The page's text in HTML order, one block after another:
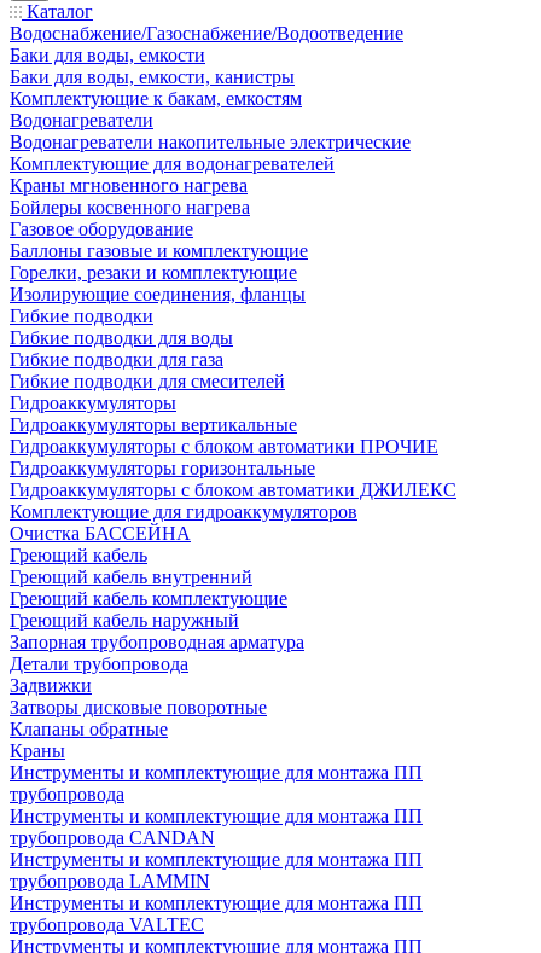
Каталог
Водоснабжение/Газоснабжение/Водоотведение
Баки для воды, емкости
Баки для воды, емкости, канистры
Комплектующие к бакам, емкостям
Водонагреватели
Водонагреватели накопительные электрические
Комплектующие для водонагревателей
Краны мгновенного нагрева
Бойлеры косвенного нагрева
Газовое оборудование
Баллоны газовые и комплектующие
Горелки, резаки и комплектующие
Изолирующие соединения, фланцы
Гибкие подводки
Гибкие подводки для воды
Гибкие подводки для газа
Гибкие подводки для смесителей
Гидроаккумуляторы
Гидроаккумуляторы вертикальные
Гидроаккумуляторы с блоком автоматики ПРОЧИЕ
Гидроаккумуляторы горизонтальные
Гидроаккумуляторы с блоком автоматики ДЖИЛЕКС
Комплектующие для гидроаккумуляторов
Очистка БАССЕЙНА
Греющий кабель
Греющий кабель внутренний
Греющий кабель комплектующие
Греющий кабель наружный
Запорная трубопроводная арматура
Детали трубопровода
Задвижки
Затворы дисковые поворотные
Клапаны обратные
Краны
Инструменты и комплектующие для монтажа ПП
трубопровода
Инструменты и комплектующие для монтажа ПП
трубопровода CANDAN
Инструменты и комплектующие для монтажа ПП
трубопровода LAMMIN
Инструменты и комплектующие для монтажа ПП
трубопровода VALTEC
Инструменты и комплектующие для монтажа ПП